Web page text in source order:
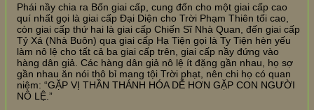
Phái nầy chia ra Bốn giai cấp, cung đốn cho một giai cấp cao
quí nhất gọi là giai cấp Đại Diện cho Trời Phạm Thiên tối cao,
còn giai cấp thứ hai là giai cấp Chiến Sĩ Nhà Quan, đến giai cấp
Tỷ Xá (Nhà Buôn) qua giai cấp Hạ Tiện gọi là Ty Tiện hèn yếu
làm nô lệ cho tất cả ba giai cấp trên, giai cấp nầy đứng vào
hàng dân giả. Các hàng dân giả nô lệ ít đặng gần nhau, họ sợ
gần nhau ăn nói thô bỉ mang tội Trời phạt, nên chi họ có quan
niệm: “GẶP VỊ THẦN THÁNH HÓA DỄ HƠN GẶP CON NGƯỜI
NÔ LỆ.”